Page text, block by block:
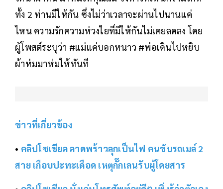
ทั้ง 2 ท่านมีให้กัน ซึ่งไม่ว่าเวลาจะผ่านไปนานแค่
ไหน ความรักความห่วงใยที่มีให้กันไม่เคยลดลง โดย
ผู้โพสต์ระบุว่า #แม่แค่บอกหนาว #พ่อเดินไปหยิบ
ผ้าห่มมาห่มให้ทันที
ข่าวที่เกี่ยวข้อง
• คลิปโซเชียล ลาดพร้าวลุกเป็นไฟ คนขับรถเมล์ 2
สาย เกือบปะทะเดือด เหตุกั๊กเลนรับผู้โดยสาร